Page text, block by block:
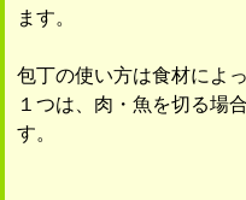
ます。
包丁の使い方は食材によ
１つは、肉・魚を切る場
す。